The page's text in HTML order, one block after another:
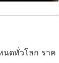
นดทั่วโลก ราค